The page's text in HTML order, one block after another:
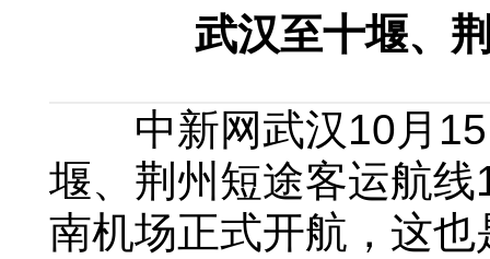
武汉至十堰、
中新网武汉10月15
堰、荆州短途客运航
南机场正式开航，这